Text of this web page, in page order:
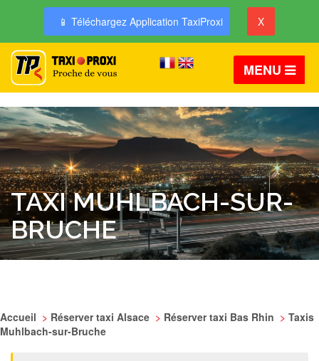
📱 Téléchargez Application TaxiProxi X
MENU
TAXI MUHLBACH-SUR-
BRUCHE
Accueil > Réserver taxi Alsace > Réserver taxi Bas Rhin > Taxis
Muhlbach-sur-Bruche